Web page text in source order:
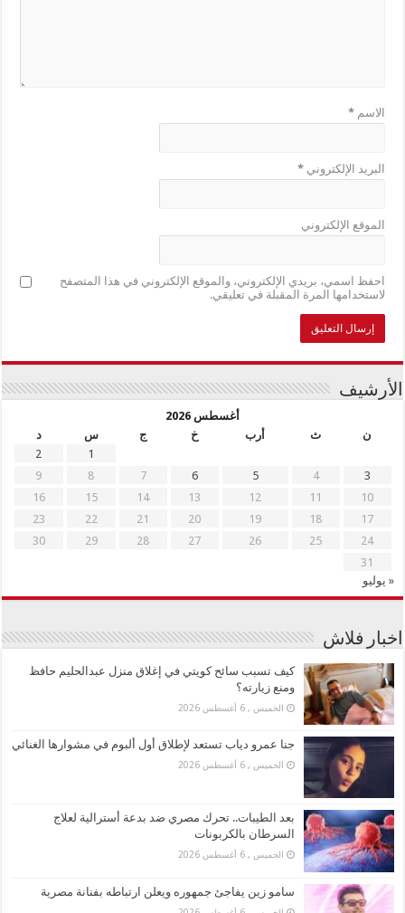
الاسم*
البريد الإلكتروني*
الموقع الإلكتروني
احفظ اسمي، بريدي الإلكتروني، والموقع الإلكتروني في هذا المتصفح
لاستخدامها المرة المقبلة في تعليقي.
الأرشيف
أغسطس 2026
ن
ث أرب خ ج س
د
1
2
3
4
5
6
7
8
9
10
11
12
13
14
15
16
17
18
19
20
21
22
23
24
25
26
27
28
29
30
31
« يوليو
اخبار فلاش
كيف تسبب سائح كويتي في إغلاق منزل عبدالحليم حافظ
ومنع زيارته؟
الخميس , 6 أغسطس 2026
جنا عمرو دياب تستعد لإطلاق أول ألبوم في مشوارها الغنائي
الخميس , 6 أغسطس 2026
بعد الطيبات.. تحرك مصري ضد بدعة أسترالية لعلاج
السرطان بالكربونات
الخميس , 6 أغسطس 2026
سامو زين يفاجئ جمهوره ويعلن ارتباطه بفنانة مصرية